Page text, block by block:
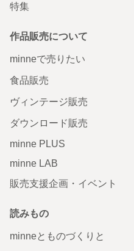
特集
作品販売について
minneで売りたい
食品販売
ヴィンテージ販売
ダウンロード販売
minne PLUS
minne LAB
販売支援企画・イベント
読みもの
minneとものづくりと